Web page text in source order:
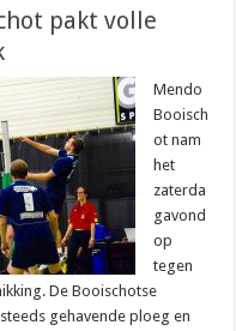
pakt volle
Mendo
Booisch
ot nam
het
zaterda
gavond
op
tegen
De Booischotse
gehavende ploeg en